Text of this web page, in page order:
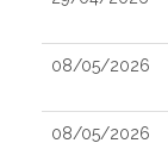
08/05/2026
08/05/2026